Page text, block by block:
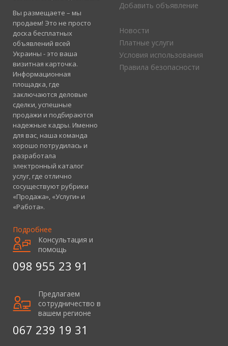
Вы размещаете – мы
продаем! Это не просто
доска бесплатных
объявлений всей
Украины - это ваша
визитная карточка.
Информационная
площадка, где
заключаются деловые
сделки, успешные
продажи и подбираются
надежные кадры. Именно
для вас, наша команда
хорошо потрудилась и
разработала
электронный каталог
услуг, где отлично
сосуществуют рубрики
«Продажа», «Услуги» и
«Работа».
Подробнее
Добавить объявление
Новости
Платные услуги
Условия использования
Правила безопасности
Консультация и
помощь
098 955 23 91
Предлагаем
сотрудничество в
вашем регионе
067 239 19 31